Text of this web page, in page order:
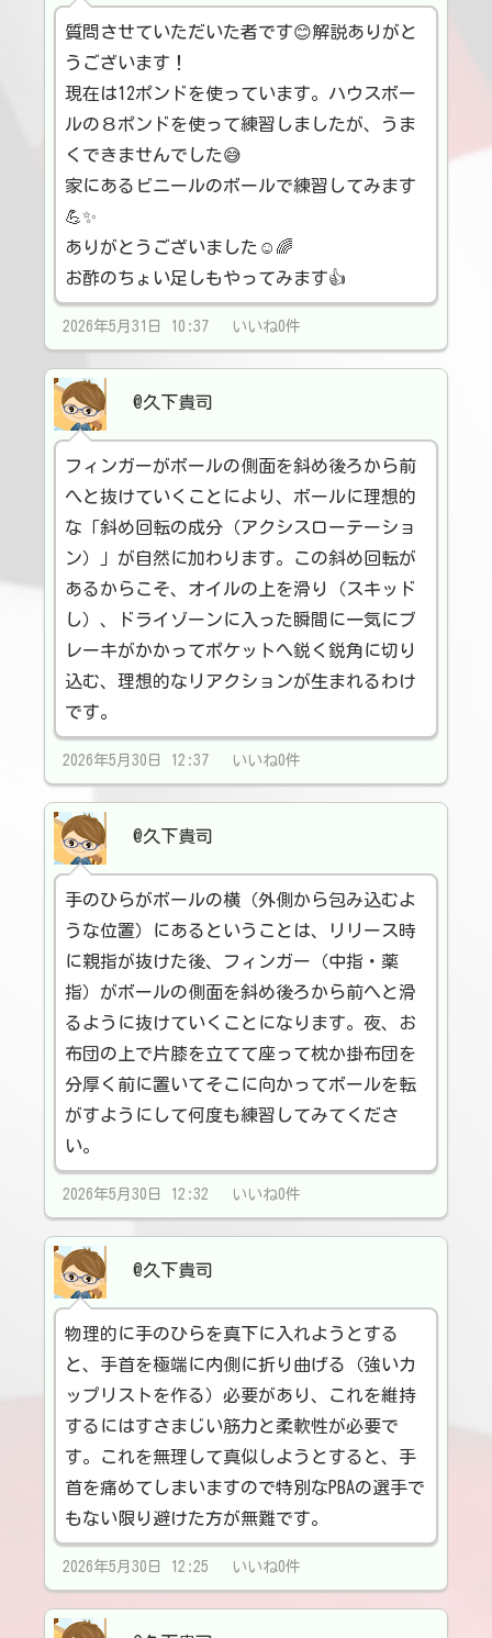
質問させていただいた者です😊解説ありがと
うございます！
現在は12ポンドを使っています。ハウスボー
ルの８ポンドを使って練習しましたが、うま
くできませんでした😅
家にあるビニールのボールで練習してみます
💪✨
ありがとうございました☺️🌈
お酢のちょい足しもやってみます👍
2026年5月31日 10:37 いいね0件
@久下貴司
フィンガーがボールの側面を斜め後ろから前
へと抜けていくことにより、ボールに理想的
な「斜め回転の成分（アクシスローテーショ
ン）」が自然に加わります。この斜め回転が
あるからこそ、オイルの上を滑り（スキッド
し）、ドライゾーンに入った瞬間に一気にブ
レーキがかかってポケットへ鋭く鋭角に切り
込む、理想的なリアクションが生まれるわけ
です。
2026年5月30日 12:37 いいね0件
@久下貴司
手のひらがボールの横（外側から包み込むよ
うな位置）にあるということは、リリース時
に親指が抜けた後、フィンガー（中指・薬
指）がボールの側面を斜め後ろから前へと滑
るように抜けていくことになります。夜、お
布団の上で片膝を立てて座って枕か掛布団を
分厚く前に置いてそこに向かってボールを転
がすようにして何度も練習してみてくださ
い。
2026年5月30日 12:32 いいね0件
@久下貴司
物理的に手のひらを真下に入れようとする
と、手首を極端に内側に折り曲げる（強いカ
ップリストを作る）必要があり、これを維持
するにはすさまじい筋力と柔軟性が必要で
す。これを無理して真似しようとすると、手
首を痛めてしまいますので特別なPBAの選手で
もない限り避けた方が無難です。
2026年5月30日 12:25 いいね0件